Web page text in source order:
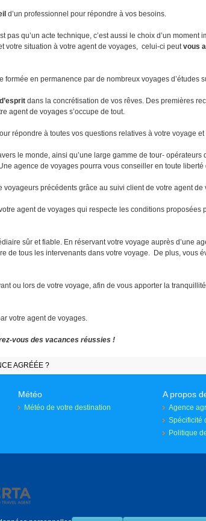
d’un professionnel pour répondre à vos besoins.
pas qu’un acte technique, c’est aussi le choix d’un moment
votre situation à votre agent de voyages, celui-ci peut vous
formée en permanence par de nombreux voyages d’études
dans la concrétisation de vos rêves. Des premières
agent de voyages s’occupe de tout.
répondre à toutes vos questions relatives à votre voyage et
le monde, ainsi qu’une large gamme de tour- opérateurs
agence de voyages pourra vous conseiller en toute liberté
voyageurs précédents grâce au suivi client de votre agent de
agent de voyages qui respecte les conditions proposées
sûr et fiable. En réservant votre voyage auprès d’une
de tous les intervenants dans votre voyage. De plus, vous
ou lors de votre voyage, afin de vous apporter la
votre agent de voyages.
vous des vacances réussies !
AGRÉÉE ?
Météo
Météo de votre destination
A propos
Agence
Spécificité
Politique